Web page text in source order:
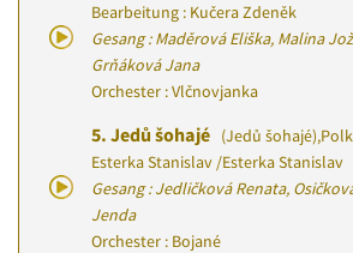
Bearbeitung : Kučera Zdeněk
Gesang : Maděrová Eliška, Malina
Grňáková Jana
Orchester : Vlčnovjanka
5. Jedů šohajé (Jedů šohajé),
Esterka Stanislav /Esterka Stanislav
Gesang : Jedličková Renata,
Jenda
Orchester : Bojané